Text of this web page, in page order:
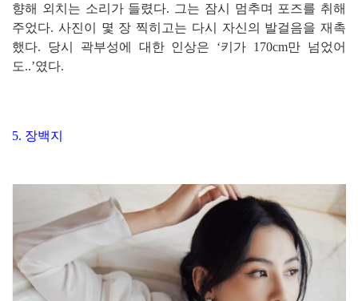
향해 외치는 소리가 들렸다. 그는 잠시 멈추며 포즈를 취해
주었다. 사진이 몇 장 찍히고는 다시 자신의 발걸음을 재촉
했다. 당시 곽부성에 대한 인상은 ‘키가 170cm만 넘었어
도..’였다.
5. 장백지